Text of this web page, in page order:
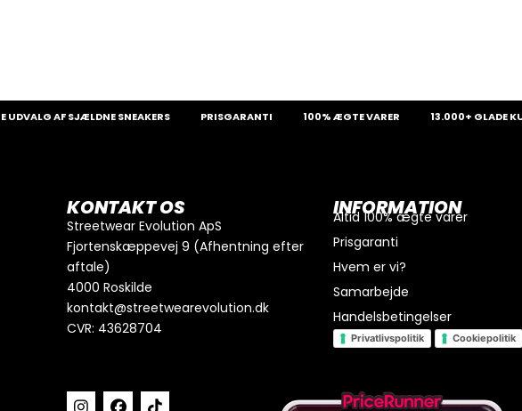
GÅ TIL BETALING
AF SJÆLDNE SNEAKERS PRISGARANTI 100% ÆGTE VARER 13.000+ GLADE KUNDER
KONTAKT OS
Streetwear Evolution ApS
Fjortenskæppevej 9 (Afhentning efter
aftale)
4000 Roskilde
kontakt@streetwearevolution.dk
CVR: 43628704
INFORMATION
Altid 100% ægte varer
Prisgaranti
Hvem er vi?
Samarbejde
Handelsbetingelser
Privatlivspolitik Cookiepolitik